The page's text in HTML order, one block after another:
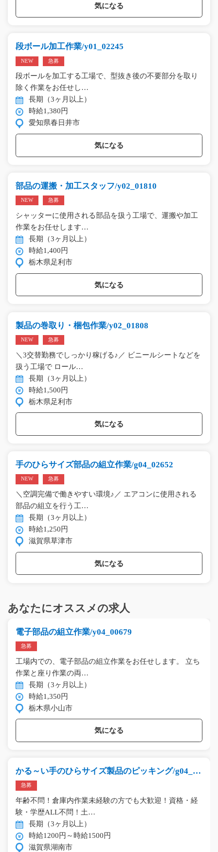
気になる
段ボール加工作業/y01_02245
NEW 急募
段ボールを加工する工場で、型抜き後の不要部分を取り
除く作業をお任せし…
長期（3ヶ月以上）
時給1,380円
愛知県春日井市
気になる
部品の運搬・加工スタッフ/y02_01810
NEW 急募
シャッターに使用される部品を扱う工場で、運搬や加工
作業をお任せします…
長期（3ヶ月以上）
時給1,400円
栃木県足利市
気になる
製品の巻取り・梱包作業/y02_01808
NEW 急募
＼3交替勤務でしっかり稼げる♪／ ビニールシートなどを
扱う工場で ロール…
長期（3ヶ月以上）
時給1,500円
栃木県足利市
気になる
手のひらサイズ部品の組立作業/g04_02652
NEW 急募
＼空調完備で働きやすい環境♪／ エアコンに使用される
部品の組立を行う工…
長期（3ヶ月以上）
時給1,250円
滋賀県草津市
気になる
あなたにオススメの求人
電子部品の組立作業/y04_00679
急募
工場内での、電子部品の組立作業をお任せします。 立ち
作業と座り作業の両…
長期（3ヶ月以上）
時給1,350円
栃木県小山市
気になる
かる～い手のひらサイズ製品のピッキング/g04_01
219
急募
年齢不問！倉庫内作業未経験の方でも大歓迎！資格・経
験・学歴ALL不問！土…
長期（3ヶ月以上）
時給1200円～時給1500円
滋賀県湖南市